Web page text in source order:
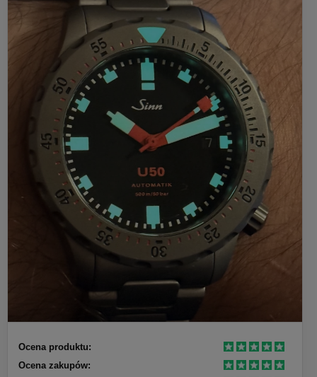
Ocena produktu:
Ocena zakupów: